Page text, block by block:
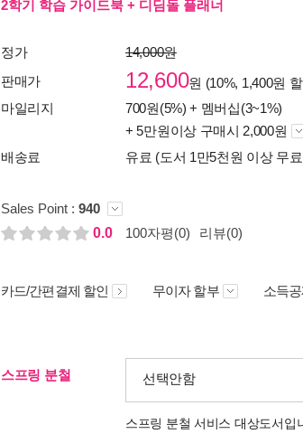
2학기 학습 가이드북 + 디딤돌 플래너
정가
14,000원
판매가
12,600원 (10%, 1,400원
마일리지
700원(5%) + 멤버십(3~1%)
+ 5만원이상 구매시 2,000원
배송료
유료 (도서 1만5천원 이상 무
Sales Point : 940
0.0
100자평(0) 리뷰(0)
카드/간편결제 할인 무이자 할부 소득
스프링 분철 선택안함
스프링 분철 서비스 대상도서입